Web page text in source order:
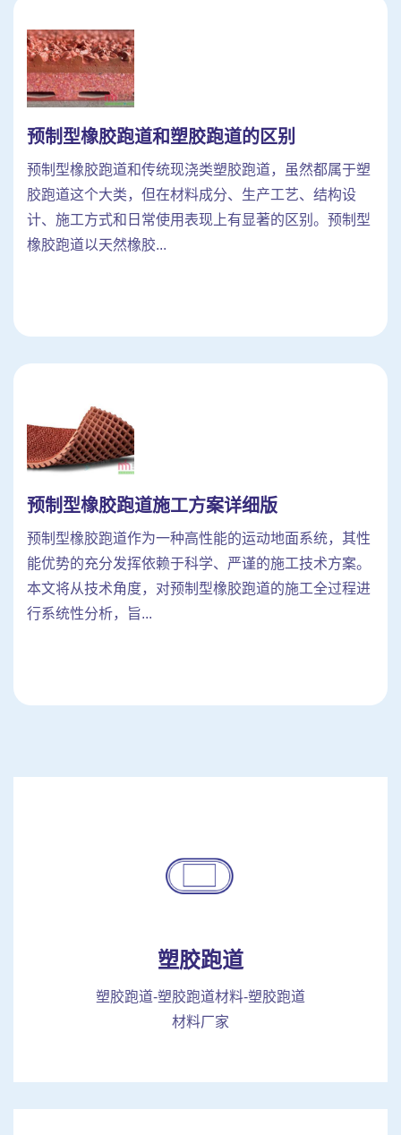
预制型橡胶跑道和塑胶跑道的区别
预制型橡胶跑道和传统现浇类塑胶跑道，虽然都属于塑
胶跑道这个大类，但在材料成分、生产工艺、结构设
计、施工方式和日常使用表现上有显著的区别。预制型
橡胶跑道以天然橡胶...
预制型橡胶跑道施工方案详细版
预制型橡胶跑道作为一种高性能的运动地面系统，其性
能优势的充分发挥依赖于科学、严谨的施工技术方案。
本文将从技术角度，对预制型橡胶跑道的施工全过程进
行系统性分析，旨...
塑胶跑道
塑胶跑道-塑胶跑道材料-塑胶跑道
材料厂家